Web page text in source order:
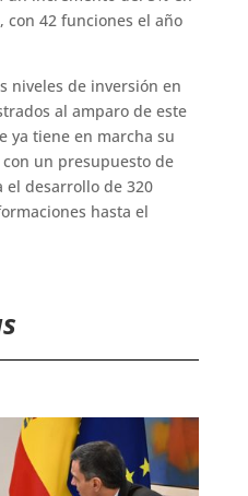
con 42 funciones el año
niveles de inversión en
al amparo de este
ya tiene en marcha su
un presupuesto de
el desarrollo de 320
hasta el